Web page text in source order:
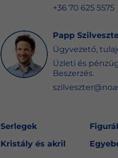
+36 70 625 5575
Papp
Ügyvezető,
Üzleti és
Beszerzés.
Serlegek
Kristály és akril